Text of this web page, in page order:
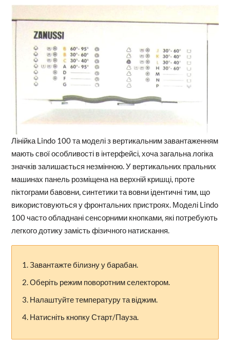
Лінійка Lindo 100 та моделі з вертикальним завантаженням
мають свої особливості в інтерфейсі, хоча загальна логіка
значків залишається незмінною. У вертикальних пральних
машинах панель розміщена на верхній кришці, проте
піктограми бавовни, синтетики та вовни ідентичні тим, що
використовуються у фронтальних пристроях. Моделі Lindo
100 часто обладнані сенсорними кнопками, які потребують
легкого дотику замість фізичного натискання.
Завантажте білизну у барабан.
Оберіть режим поворотним селектором.
Налаштуйте температуру та віджим.
Натисніть кнопку Старт/Пауза.